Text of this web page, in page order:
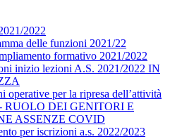
2022
delle funzioni 2021/22
formativo 2021/2022
inizio lezioni A.S. 2021/2022 IN
operative per la ripresa dell’attività
RUOLO DEI GENITORI E
ASSENZE COVID
per iscrizioni a.s. 2022/2023